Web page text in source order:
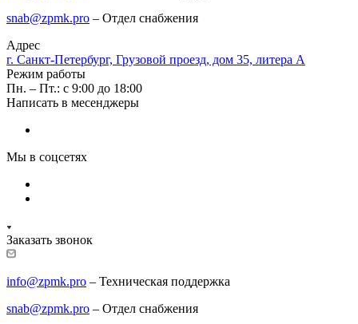
snab@zpmk.pro – Отдел снабжения
Адрес
г. Санкт-Петербург, Грузовой проезд, дом 35, литера А
Режим работы
Пн. – Пт.: с 9:00 до 18:00
Написать в месенджеры
Мы в соцсетях
Заказать звонок
info@zpmk.pro – Техническая поддержка
snab@zpmk.pro – Отдел снабжения